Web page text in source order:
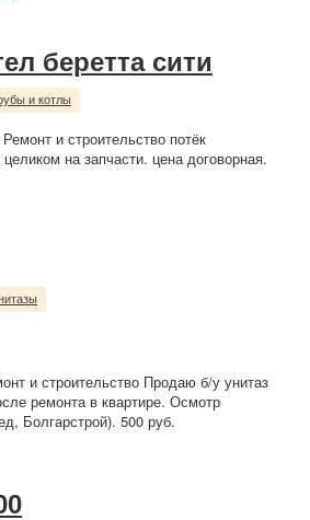
беретта сити
и котлы
и строительство потёк
на запчасти. цена договорная.
и строительство Продаю б/у унитаз
ремонта в квартире. Осмотр
Болгарстрой). 500 руб.